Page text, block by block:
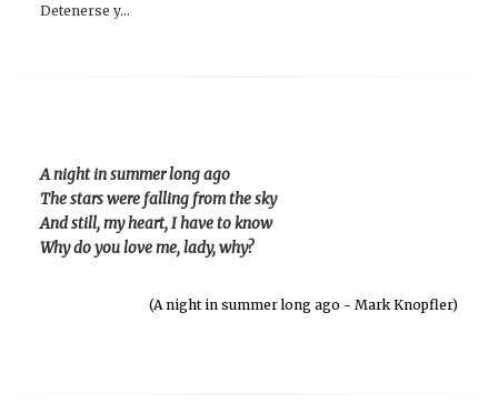
Detenerse y…
A night in summer long ago
The stars were falling from the sky
And still, my heart, I have to know
Why do you love me, lady, why?
(A night in summer long ago - Mark Knopfler)